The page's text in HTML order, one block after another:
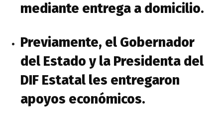
mediante entrega a domicilio.
Previamente, el Gobernador
del Estado y la Presidenta del
DIF Estatal les entregaron
apoyos económicos.